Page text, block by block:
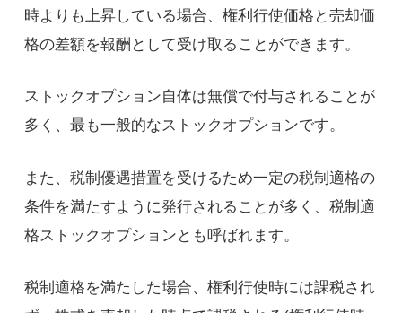
時よりも上昇している場合、権利行使価格と売却価
格の差額を報酬として受け取ることができます。
ストックオプション自体は無償で付与されることが
多く、最も一般的なストックオプションです。
また、税制優遇措置を受けるため一定の税制適格の
条件を満たすように発行されることが多く、税制適
格ストックオプションとも呼ばれます。
税制適格を満たした場合、権利行使時には課税され